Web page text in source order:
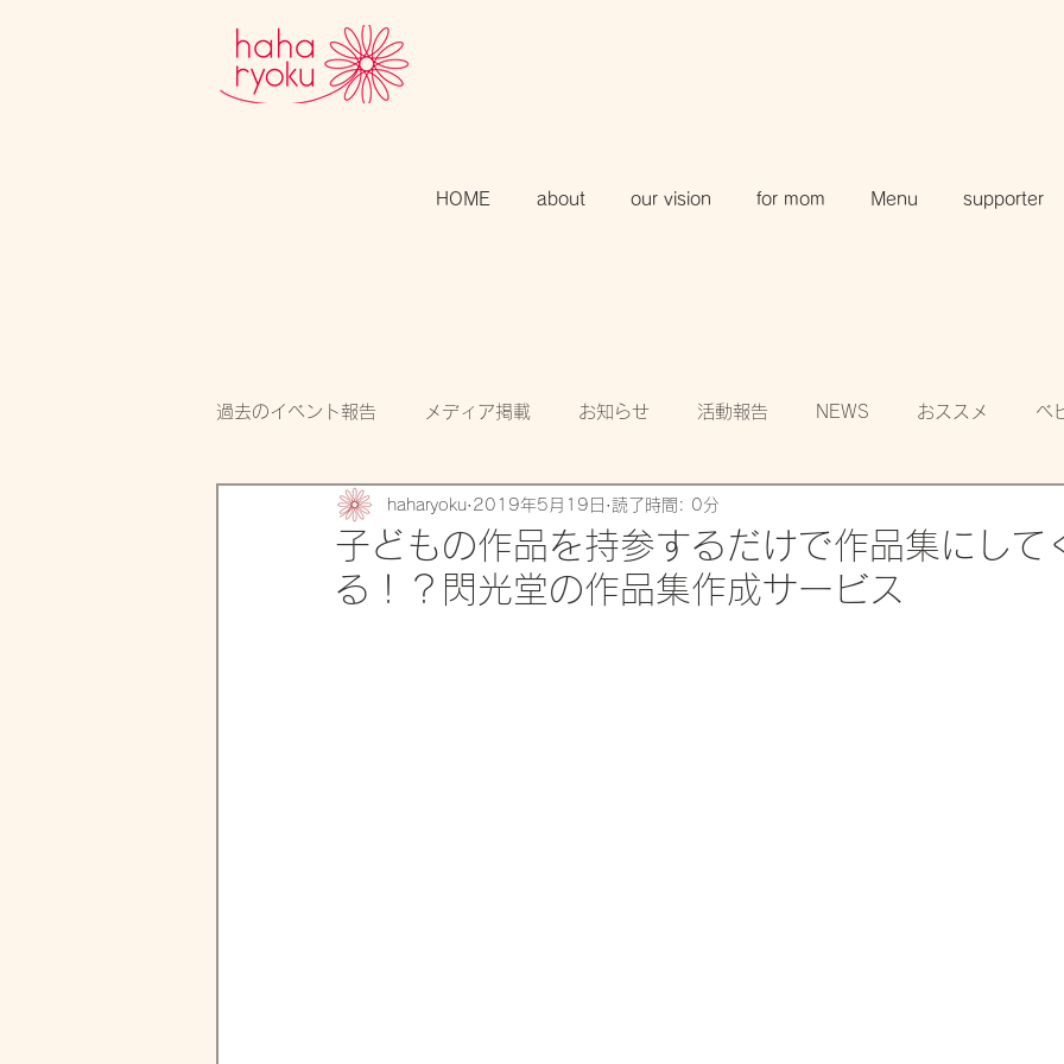
HOME about our vision for mom Menu supporter
過去のイベント報告 メディア掲載 お知らせ 活動報告 NEWS おススメ ベ
スタッフのつぶやき 開催告知 賛助会員
子どもの作品を持参するだけで作品集にして
る！？閃光堂の作品集作成サービス
haharyoku 2019年5月19日 読了時間: 0分